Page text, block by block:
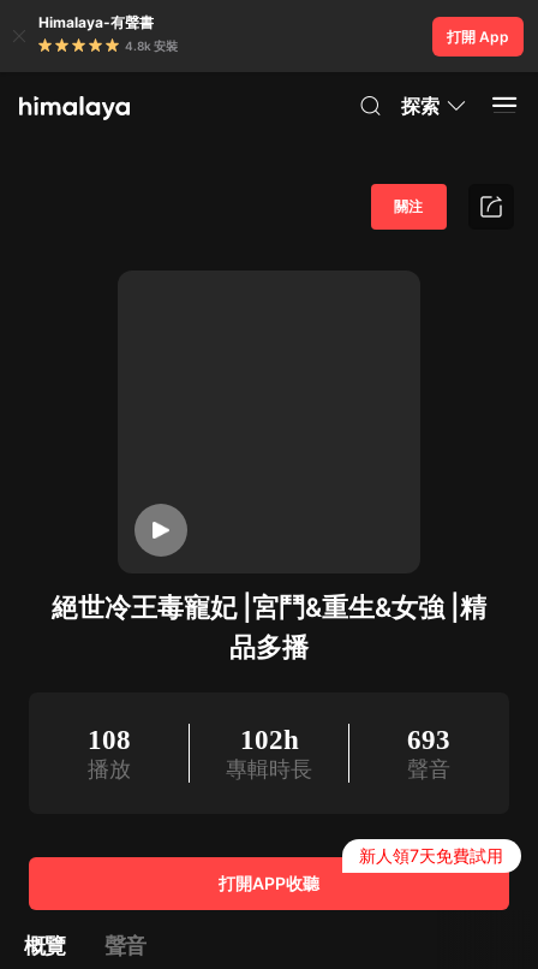
Himalaya-有聲書
4.8k 安裝
打開 App
探索
絕世冷王毒寵妃 |宮鬥&重生&女強 |精
品多播
關注
108
播放
102h
專輯時長
693
聲音
打開APP收聽
新人領7天免費試用
概覽 聲音